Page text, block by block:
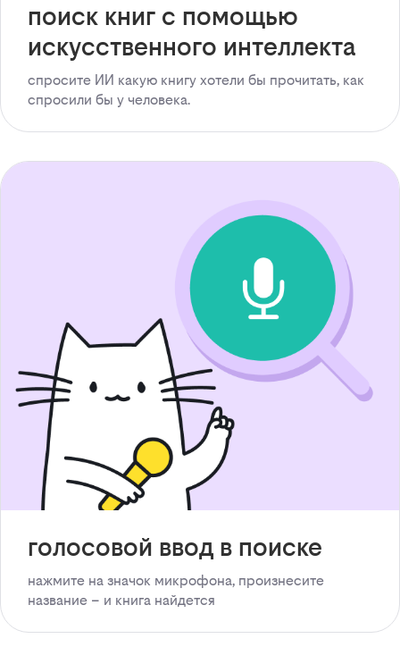
поиск книг с помощью
искусственного интеллекта
спросите ИИ какую книгу хотели бы прочитать, как
спросили бы у человека.
голосовой ввод в поиске
нажмите на значок микрофона, произнесите
название – и книга найдется